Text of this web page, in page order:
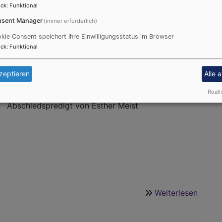
Meist – 15.
16. Sonntag nach Trinitatis – 15. September 2024 –
Abschiedspredigt von Esther Meist
Weiterlesen
: Funktional
Manager (immer erforderlich)
Consent speichert Ihre Einwilligungsstatus im Browser
: Funktional
Alle